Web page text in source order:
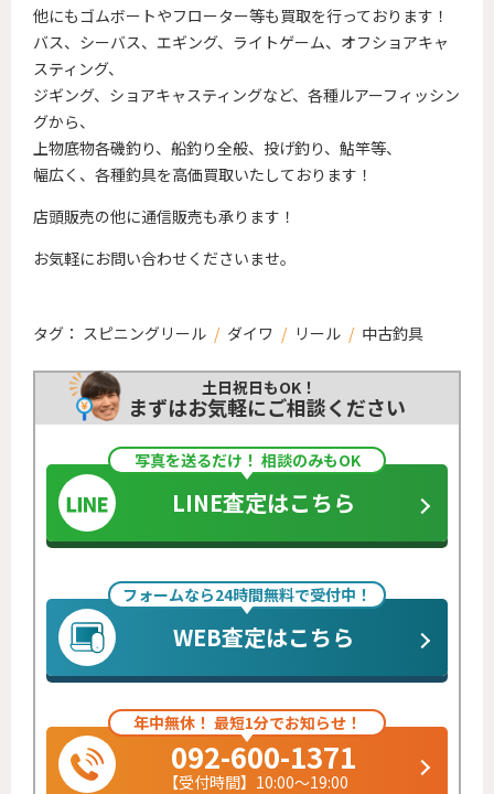
他にもゴムボートやフローター等も買取を行っております！
バス、シーバス、エギング、ライトゲーム、オフショアキャ
スティング、
ジギング、ショアキャスティングなど、各種ルアーフィッシン
グから、
上物底物各磯釣り、船釣り全般、投げ釣り、鮎竿等、
幅広く、各種釣具を高価買取いたしております！
店頭販売の他に通信販売も承ります！
お気軽にお問い合わせくださいませ。
タグ： スピニングリール / ダイワ / リール / 中古釣具
土日祝日もOK！
まずはお気軽にご相談ください
写真を送るだけ！ 相談のみもOK
LINE査定はこちら
フォームなら24時間無料で受付中！
WEB査定はこちら
年中無休！ 最短1分でお知らせ！
092-600-1371
【受付時間】10:00～19:00